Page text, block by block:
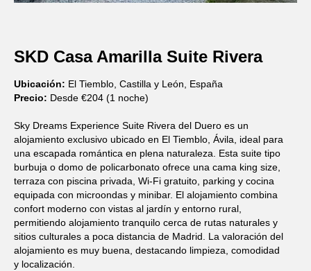
SKD Casa Amarilla Suite Rivera
Ubicación: El Tiemblo, Castilla y León, España
Precio: Desde €204 (1 noche)
Sky Dreams Experience Suite Rivera del Duero es un
alojamiento exclusivo ubicado en El Tiemblo, Ávila, ideal para
una escapada romántica en plena naturaleza. Esta suite tipo
burbuja o domo de policarbonato ofrece una cama king size,
terraza con piscina privada, Wi-Fi gratuito, parking y cocina
equipada con microondas y minibar. El alojamiento combina
confort moderno con vistas al jardín y entorno rural,
permitiendo alojamiento tranquilo cerca de rutas naturales y
sitios culturales a poca distancia de Madrid. La valoración del
alojamiento es muy buena, destacando limpieza, comodidad
y localización.